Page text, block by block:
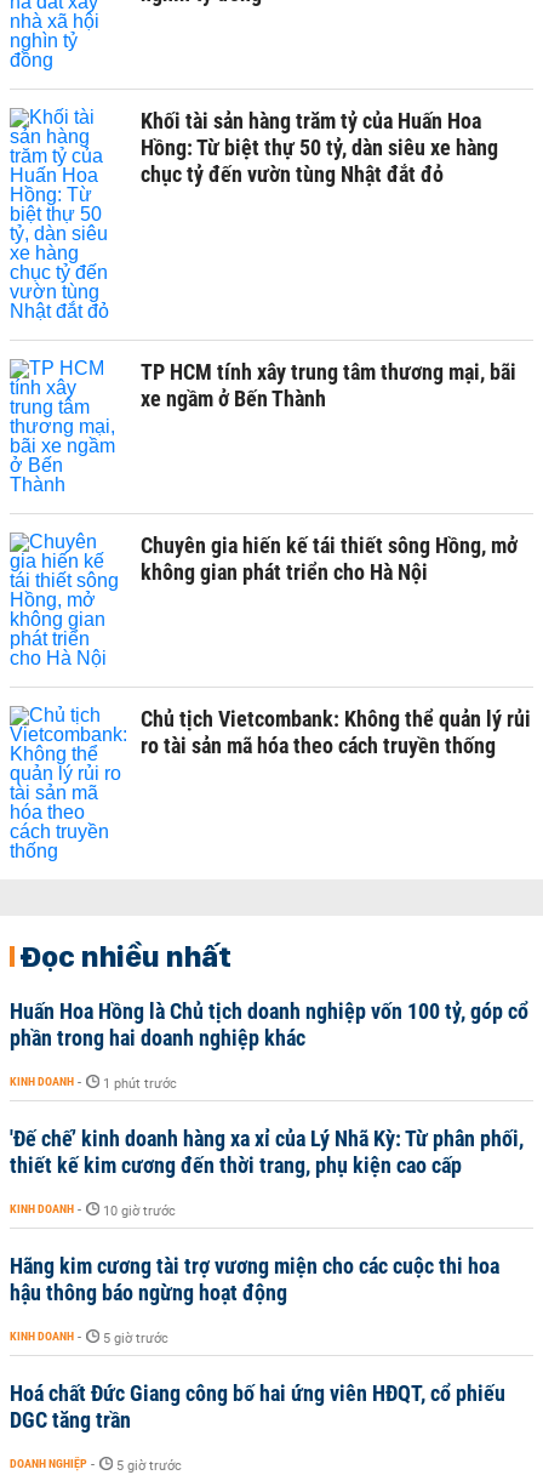
Khối tài sản hàng trăm tỷ của Huấn Hoa
Hồng: Từ biệt thự 50 tỷ, dàn siêu xe hàng
chục tỷ đến vườn tùng Nhật đắt đỏ
TP HCM tính xây trung tâm thương mại, bãi
xe ngầm ở Bến Thành
Chuyên gia hiến kế tái thiết sông Hồng, mở
không gian phát triển cho Hà Nội
Chủ tịch Vietcombank: Không thể quản lý rủi
ro tài sản mã hóa theo cách truyền thống
Đọc nhiều nhất
Huấn Hoa Hồng là Chủ tịch doanh nghiệp vốn 100 tỷ, góp cổ
phần trong hai doanh nghiệp khác
KINH DOANH - 1 phút trước
'Đế chế’ kinh doanh hàng xa xỉ của Lý Nhã Kỳ: Từ phân phối,
thiết kế kim cương đến thời trang, phụ kiện cao cấp
KINH DOANH - 10 giờ trước
Hãng kim cương tài trợ vương miện cho các cuộc thi hoa
hậu thông báo ngừng hoạt động
KINH DOANH - 5 giờ trước
Hoá chất Đức Giang công bố hai ứng viên HĐQT, cổ phiếu
DGC tăng trần
DOANH NGHIỆP - 5 giờ trước